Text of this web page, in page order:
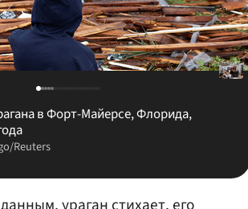
в Форт-Майерсе, Флорида,
Reuters